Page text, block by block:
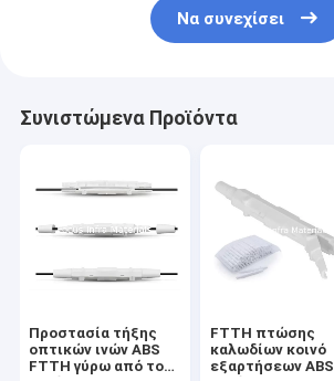
Να συνεχίσει
Συνιστώμενα Προϊόντα
Προστασία τήξης
οπτικών ινών ABS
FTTH γύρω από το
FTTH πτώσης
καλωδίων κοινό
εξαρτήσεων ABS